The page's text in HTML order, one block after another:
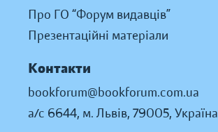
Про ГО “Форум видавців”
Презентаційні матеріали
Контакти
bookforum@bookforum.com.ua
а/с 6644, м. Львів, 79005, Україна